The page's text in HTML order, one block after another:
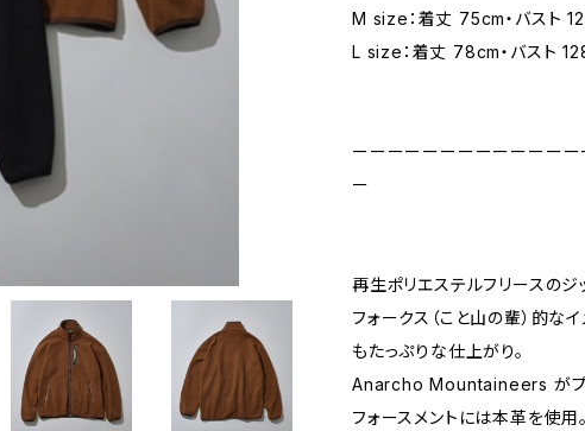
M size：着丈 75cm・バスト
L size：着丈 78cm・バスト
ーーーーーーーーーーーー
ー
再生ポリエステルフリースのジ
フォークス（こと山の輩）的な
もたっぷりな仕上がり。
Anarcho Mountaineers がプ
フォースメントには本革を使用。